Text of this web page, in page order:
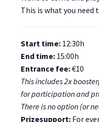
This is what you need
Start time: 12:30h
End time: 15:00h
Entrance fee:€10
This includes 2x
for participation and
There is no option (or
Prizesupport: For